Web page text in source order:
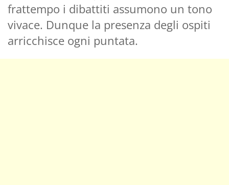
frattempo i dibattiti assumono un tono
vivace. Dunque la presenza degli ospiti
arricchisce ogni puntata.